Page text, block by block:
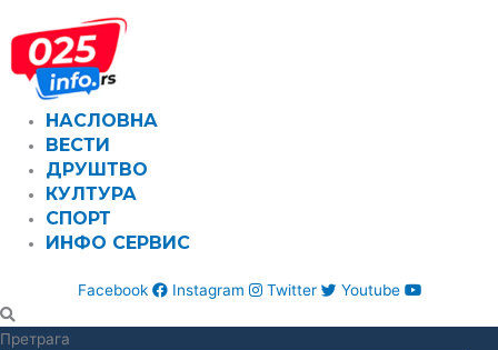
на
садржај
НАСЛОВНА
ВЕСТИ
ДРУШТВО
КУЛТУРА
СПОРТ
ИНФО СЕРВИС
Facebook Instagram Twitter Youtube
Претрага